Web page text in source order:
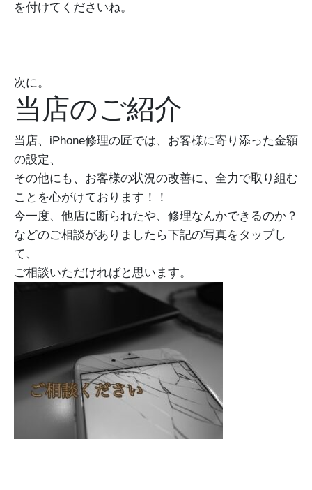
を付けてくださいね。
次に。
当店のご紹介
当店、iPhone修理の匠では、お客様に寄り添った金額
の設定、
その他にも、お客様の状況の改善に、全力で取り組む
ことを心がけております！！
今一度、他店に断られたや、修理なんかできるのか？
などのご相談がありましたら下記の写真をタップし
て、
ご相談いただければと思います。